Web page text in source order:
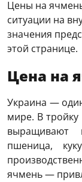
Цены на
ситуации на
значения
этой странице.
Цена на
Украина —
мире. В
выращивают
пшеница,
ячмень—